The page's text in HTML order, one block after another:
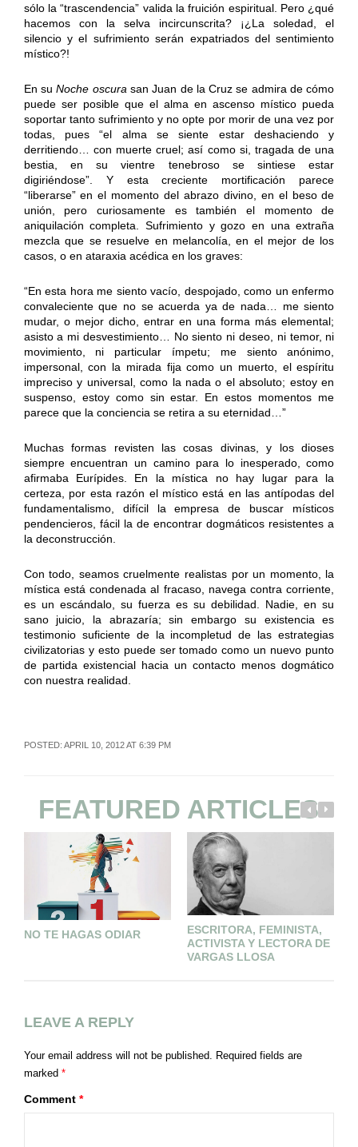
sólo la “trascendencia” valida la fruición espiritual. Pero ¿qué
hacemos con la selva incircunscrita? ¡¿La soledad, el
silencio y el sufrimiento serán expatriados del sentimiento
místico?!
En suNoche oscura san Juan de la Cruz se admira de cómo
puede ser posible que el alma en ascenso místico pueda
soportar tanto sufrimiento y no opte por morir de una vez por
todas, pues “el alma se siente estar deshaciendo y
derritiendo… con muerte cruel; así como si, tragada de una
bestia, en su vientre tenebroso se sintiese estar
digiriéndose”. Y esta creciente mortificación parece
“liberarse” en el momento del abrazo divino, en el beso de
unión, pero curiosamente es también el momento de
aniquilación completa. Sufrimiento y gozo en una extraña
mezcla que se resuelve en melancolía, en el mejor de los
casos, o en ataraxia acédica en los graves:
“En esta hora me siento vacío, despojado, como un enfermo
convaleciente que no se acuerda ya de nada… me siento
mudar, o mejor dicho, entrar en una forma más elemental;
asisto a mi desvestimiento… No siento ni deseo, ni temor, ni
movimiento, ni particular ímpetu; me siento anónimo,
impersonal, con la mirada fija como un muerto, el espíritu
impreciso y universal, como la nada o el absoluto; estoy en
suspenso, estoy como sin estar. En estos momentos me
parece que la conciencia se retira a su eternidad…”
Muchas formas revisten las cosas divinas, y los dioses
siempre encuentran un camino para lo inesperado, como
afirmaba Eurípides. En la mística no hay lugar para la
certeza, por esta razón el místico está en las antípodas del
fundamentalismo, difícil la empresa de buscar místicos
pendencieros, fácil la de encontrar dogmáticos resistentes a
la deconstrucción.
Con todo, seamos cruelmente realistas por un momento, la
mística está condenada al fracaso, navega contra corriente,
es un escándalo, su fuerza es su debilidad. Nadie, en su
sano juicio, la abrazaría; sin embargo su existencia es
testimonio suficiente de la incompletud de las estrategias
civilizatorias y esto puede ser tomado como un nuevo punto
de partida existencial hacia un contacto menos dogmático
con nuestra realidad.
POSTED: APRIL 10, 2012 AT 6:39 PM
FEATURED ARTICLES
NO TE HAGAS ODIAR
ESCRITORA, FEMINISTA,
ACTIVISTA Y LECTORA DE
VARGAS LLOSA
LEAVE A REPLY
Your email address will not be published. Required fields are
marked *
Comment *